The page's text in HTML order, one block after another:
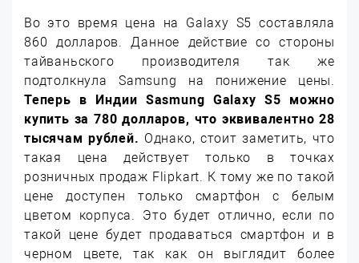
Во это время цена на Galaxy S5 составляла
860 долларов. Данное действие со стороны
тайваньского производителя так же
подтолкнула Samsung на понижение цены.
Теперь в Индии Sasmung Galaxy S5 можно
купить за 780 долларов, что эквивалентно 28
тысячам рублей. Однако, стоит заметить, что
такая цена действует только в точках
розничных продаж Flipkart. К тому же по такой
цене доступен только смартфон с белым
цветом корпуса. Это будет отлично, если по
такой цене будет продаваться смартфон и в
черном цвете, так как он выглядит более